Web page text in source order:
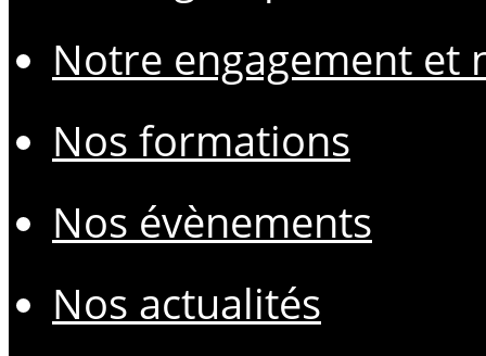
Notre engagement et
Nos formations
Nos évènements
Nos actualités